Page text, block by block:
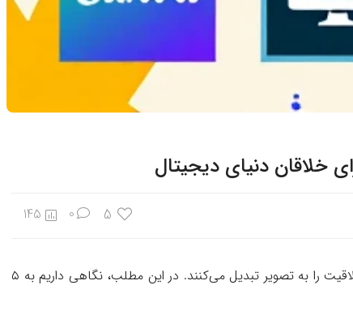
5
0
145
دنیای طراحی گرافیک پر از ابزارهای شگفت‌انگیزی است که خلاقیت را به تصویر تبدیل می‌کنند. در این مطلب، نگاهی داریم به ۵